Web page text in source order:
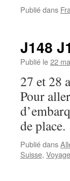
Publié dans
J148
Publié le22
27 et 28
Pour
de
Publié dans
Suisse,